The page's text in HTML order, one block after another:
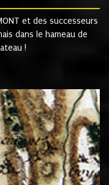
et des successeurs
dans le hameau de
!